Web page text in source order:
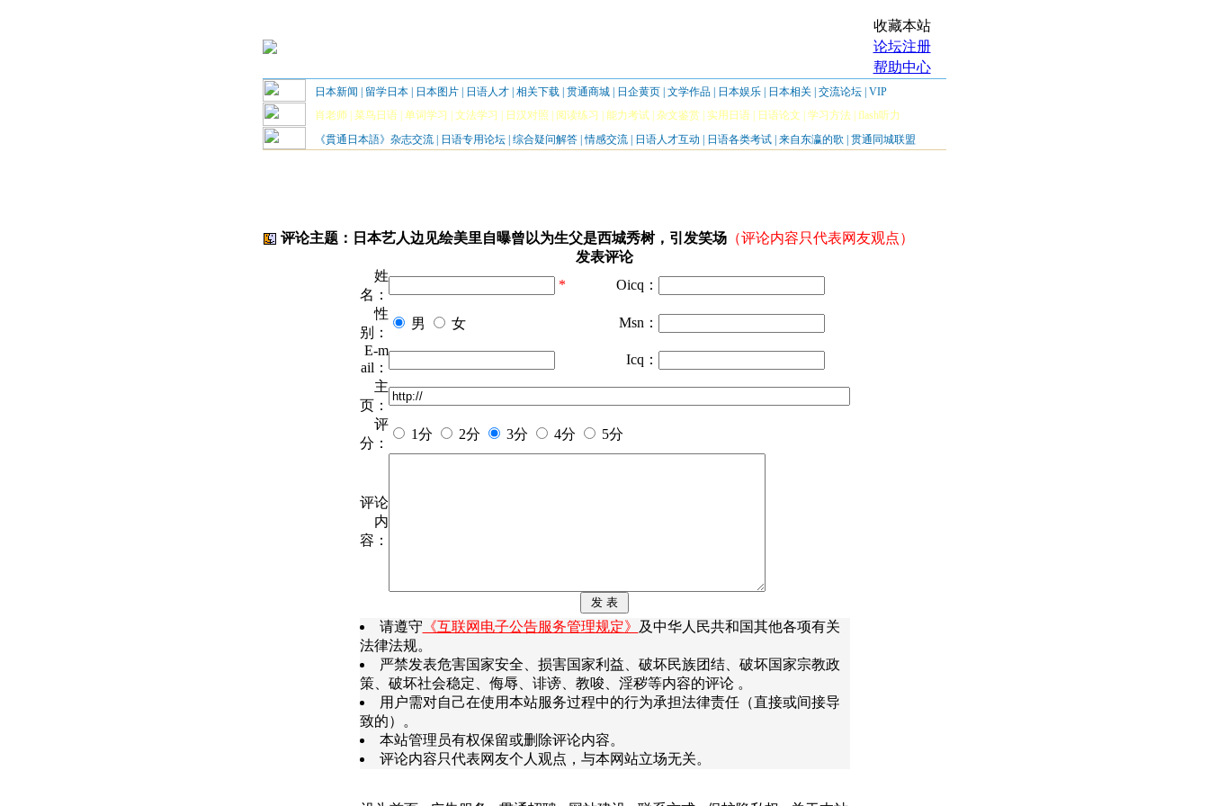
收藏本站
论坛注册
帮助中心
日本新闻 留学日本 日本图片 日语人才 相关下载 贯通商城 日企黄页 文学作品 日本娱乐 日本相关 交流论坛 VIP
肖老师 菜鸟日语 单词学习 文法学习 日汉对照 阅读练习 能力考试 杂文鉴赏 实用日语 日语论文 学习方法 flash听力
《貫通日本語》杂志交流
日语专用论坛 综合疑问解答 |情感交流 日语人才互动 日语各类考试 来自东瀛的歌 贯通同城联盟
评论主题：日本艺人边见绘美里自曝曾以为生父是西城秀树，引发笑场 （评论内容只代表网友观点）
发表评论
姓
名：
*
Oicq：
性
别：
男 女
Msn：
E-m
ail：
Icq：
主
页：
评
分：
1分 2分 3分 4分 5分
评论
内
容：
请遵守 《互联网电子公告服务管理规定》
及中华人民共和国其他各项有关
法律法规。
严禁发表危害国家安全、损害国家利益、破坏民族团结、破坏国家宗教政
策、破坏社会稳定、侮辱、诽谤、教唆、淫秽等内容的评论 。
用户需对自己在使用本站服务过程中的行为承担法律责任（直接或间接导
致的）。
本站管理员有权保留或删除评论内容。
评论内容只代表网友个人观点，与本网站立场无关。